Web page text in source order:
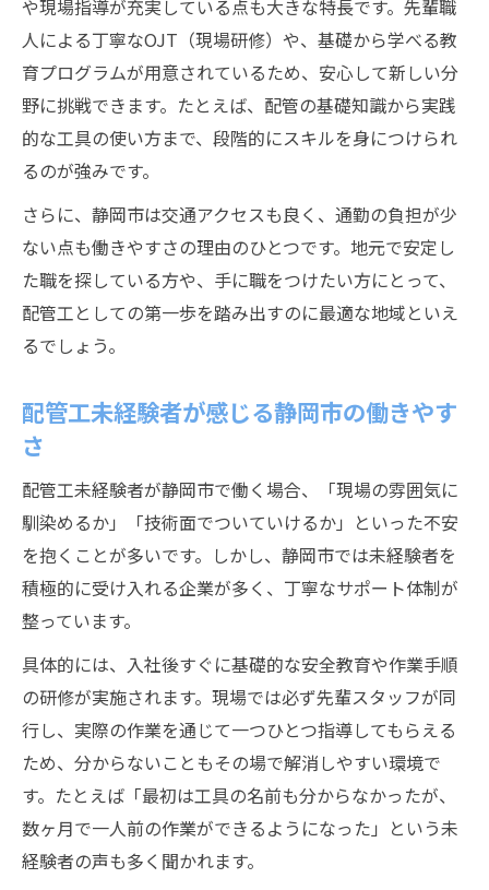
配管工は資格がなくても始められる安心感
未経験から配管工デビューできる静岡市の
特徴
資格不要の配管工が静岡市で人気の理由
配管工の資格取得サポートも静岡市なら充
実
配管工で資格なしから成長できる静岡市の
魅力
配管工はきつい？実際の仕事内容を解説
配管工の仕事は本当にきついのか実態を紹
静岡市で配管工が行う日常業務の特徴とは
配管工未経験者が安心できる仕事内容とサ
ポート
静岡市で配管工を始めて感じる現場のリア
ル
静岡市で配管工を目指す人への成長ガイド
配管工として静岡市で成長するためのステ
ップ
静岡市の配管工が実践するキャリアアップ
法
配管工の成長に必要な経験は静岡市で得ら
れる
や現場指導が充実している点も大きな特長です。先輩職
人による丁寧なOJT（現場研修）や、基礎から学べる教
育プログラムが用意されているため、安心して新しい分
野に挑戦できます。たとえば、配管の基礎知識から実践
的な工具の使い方まで、段階的にスキルを身につけられ
るのが強みです。
さらに、静岡市は交通アクセスも良く、通勤の負担が少
ない点も働きやすさの理由のひとつです。地元で安定し
た職を探している方や、手に職をつけたい方にとって、
配管工としての第一歩を踏み出すのに最適な地域といえ
るでしょう。
配管工未経験者が感じる静岡市の働きやす
さ
配管工未経験者が静岡市で働く場合、「現場の雰囲気に
馴染めるか」「技術面でついていけるか」といった不安
を抱くことが多いです。しかし、静岡市では未経験者を
積極的に受け入れる企業が多く、丁寧なサポート体制が
整っています。
具体的には、入社後すぐに基礎的な安全教育や作業手順
の研修が実施されます。現場では必ず先輩スタッフが同
行し、実際の作業を通じて一つひとつ指導してもらえる
ため、分からないこともその場で解消しやすい環境で
す。たとえば「最初は工具の名前も分からなかったが、
数ヶ月で一人前の作業ができるようになった」という未
経験者の声も多く聞かれます。